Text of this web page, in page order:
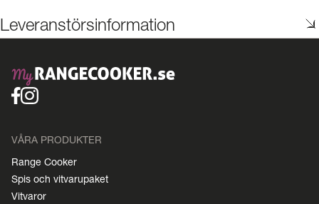
Leveranstörsinformation
VÅRA PRODUKTER
Range Cooker
Spis och vitvarupaket
Vitvaror